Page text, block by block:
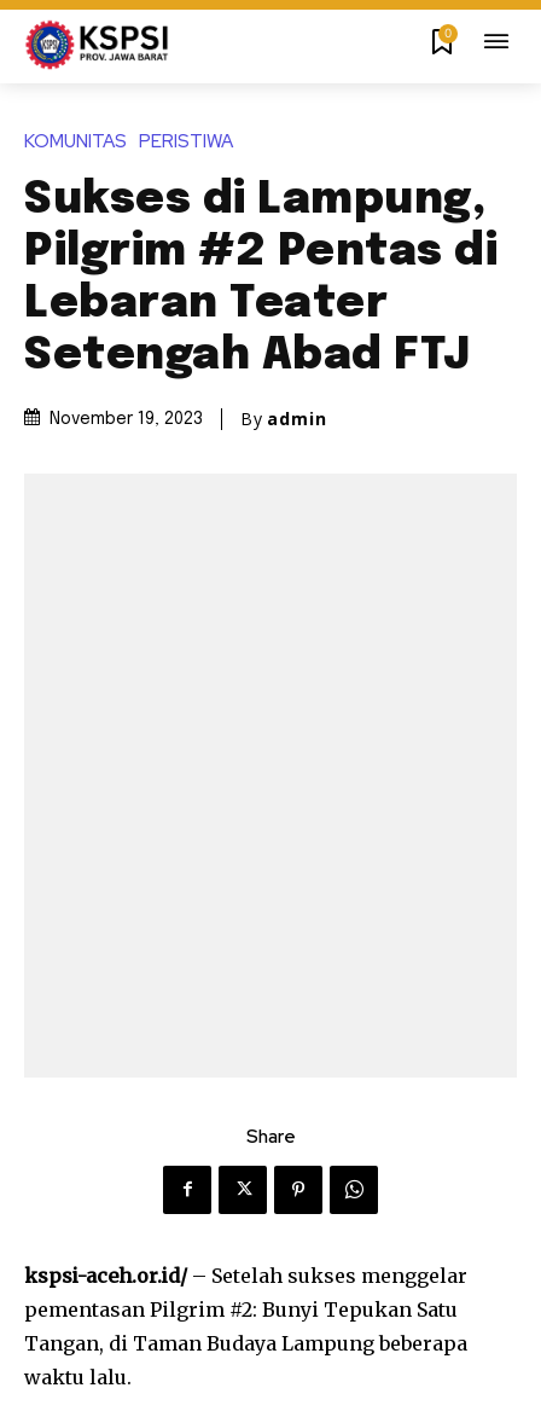
0
KOMUNITAS PERISTIWA
Sukses di Lampung,
Pilgrim #2 Pentas di
Lebaran Teater
Setengah Abad FTJ
November 19, 2023 By admin
Share
kspsi-aceh.or.id/– Setelah sukses menggelar
pementasan Pilgrim #2: Bunyi Tepukan Satu
Tangan, di Taman Budaya Lampung beberapa
waktu lalu.